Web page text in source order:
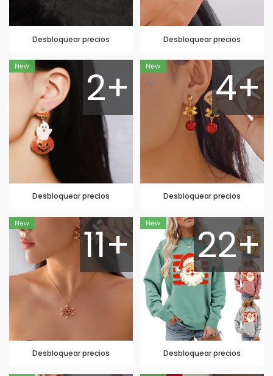
Desbloquear precios Desbloquear precios
2+
Desbloquear precios
4+
Desbloquear precios
11+
Desbloquear precios
22+
Desbloquear precios